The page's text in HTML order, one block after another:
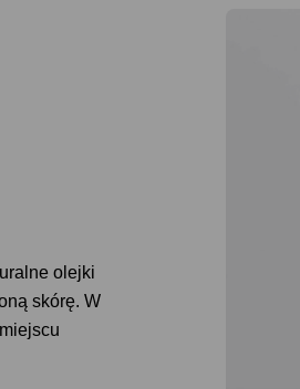
olejki
skórę. W